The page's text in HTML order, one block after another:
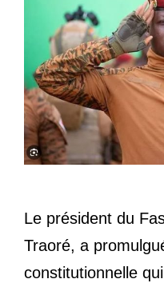
Le président du
Traoré, a
constitutionnelle